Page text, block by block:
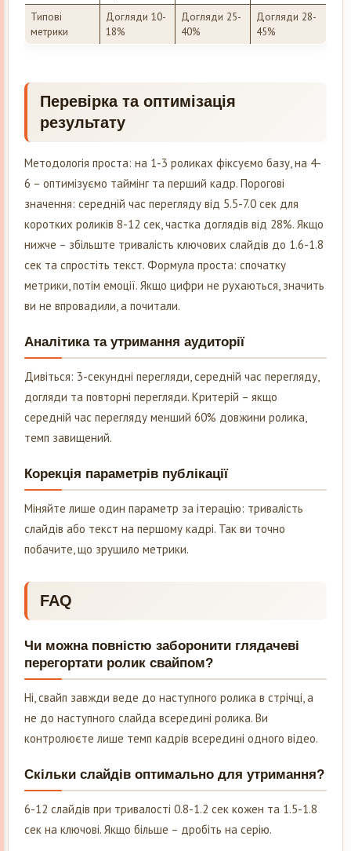
Типові
метрики
Догляди 10-
18%
Догляди 25-
40%
Догляди 28-
45%
Перевірка та оптимізація
результату
Методологія проста: на 1-3 роликах фіксуємо базу, на 4-
6 – оптимізуємо таймінг та перший кадр. Порогові
значення: середній час перегляду від 5.5-7.0 сек для
коротких роликів 8-12 сек, частка доглядів від 28%. Якщо
нижче – збільште тривалість ключових слайдів до 1.6-1.8
сек та спростіть текст. Формула проста: спочатку
метрики, потім емоції. Якщо цифри не рухаються, значить
ви не впровадили, а почитали.
Аналітика та утримання аудиторії
Дивіться: 3-секундні перегляди, середній час перегляду,
догляди та повторні перегляди. Критерій – якщо
середній час перегляду менший 60% довжини ролика,
темп завищений.
Корекція параметрів публікації
Міняйте лише один параметр за ітерацію: тривалість
слайдів або текст на першому кадрі. Так ви точно
побачите, що зрушило метрики.
FAQ
Чи можна повністю заборонити глядачеві
перегортати ролик свайпом?
Ні, свайп завжди веде до наступного ролика в стрічці, а
не до наступного слайда всередині ролика. Ви
контролюєте лише темп кадрів всередині одного відео.
Скільки слайдів оптимально для утримання?
6-12 слайдів при тривалості 0.8-1.2 сек кожен та 1.5-1.8
сек на ключові. Якщо більше – дробіть на серію.